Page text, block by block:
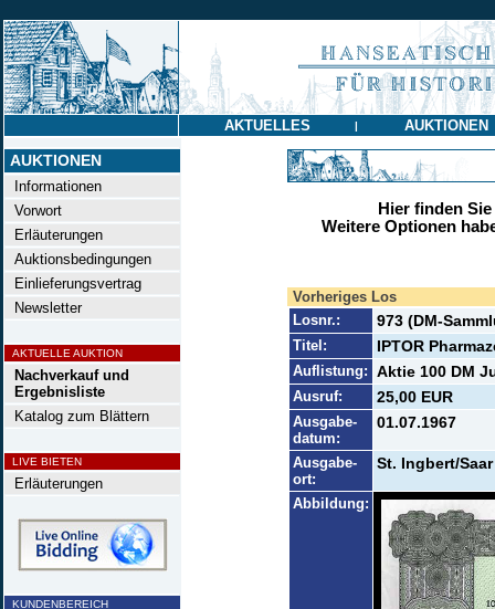
AKTUELLES | AUKTIONEN
AUKTIONEN
Informationen
Vorwort
Erläuterungen
Auktionsbedingungen
Einlieferungsvertrag
Newsletter
AKTUELLE AUKTION
Nachverkauf und
Ergebnisliste
Katalog zum Blättern
LIVE BIETEN
Erläuterungen
KUNDENBEREICH
Hier finden
Weitere Optionen
Vorheriges Los
Losnr.:
973 (DM-
Titel: IPTOR
Auflistung: Aktie 100 DM
Ausruf: 25,00 EUR
Ausgabe-
datum:
01.07.1967
Ausgabe-
ort:
St. Ingbert/Saar
Abbildung: